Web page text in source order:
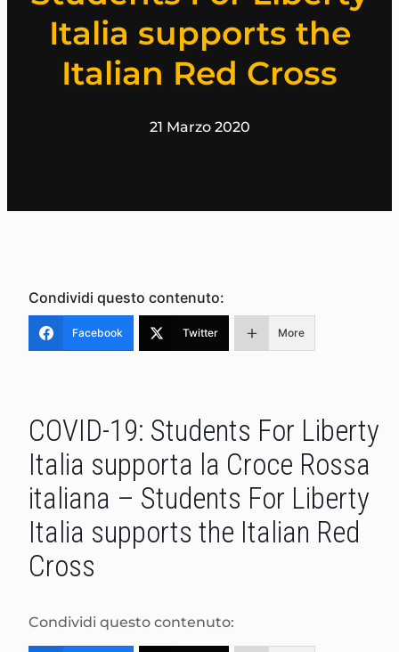
Italia supports the
Italian Red Cross
21 Marzo 2020
Condividi questo contenuto:
Facebook Twitter More
COVID-19: Students For Liberty
Italia supporta la Croce Rossa
italiana – Students For Liberty
Italia supports the Italian Red
Cross
Condividi questo contenuto: